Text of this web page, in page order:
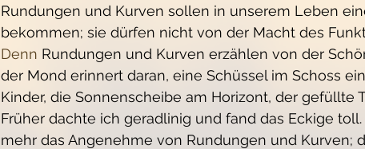
Rundungen und Kurven sollen in unserem Leben
bekommen; sie dürfen nicht von der Macht des
Denn Rundungen und Kurven erzählen von der
der Mond erinnert daran, eine Schüssel im Schoss
Kinder, die Sonnenscheibe am Horizont, der gefüllte
Früher dachte ich geradlinig und fand das Eckige
mehr das Angenehme von Rundungen und Kurven;